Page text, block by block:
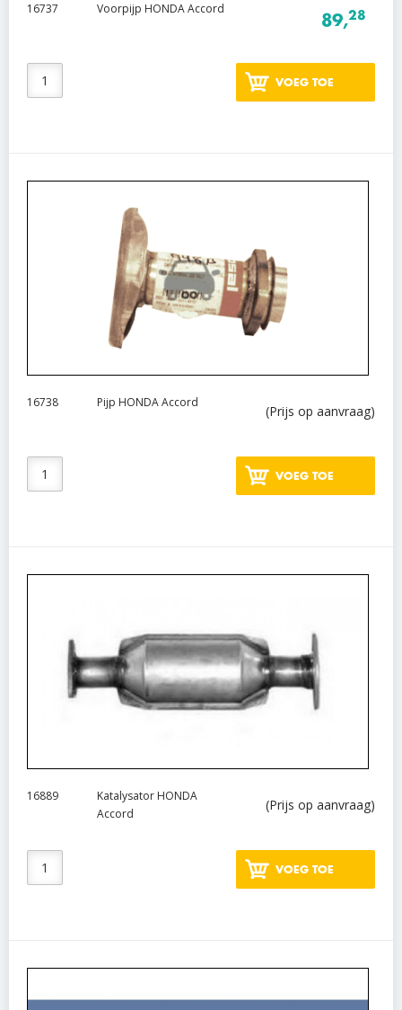
16737 Voorpijp HONDA Accord
89,28
VOEG TOE
16738 Pijp HONDA Accord
(Prijs op aanvraag)
VOEG TOE
16889
Katalysator HONDA
Accord
(Prijs op aanvraag)
VOEG TOE